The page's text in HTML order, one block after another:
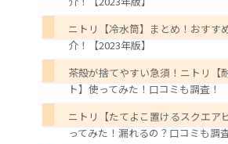
ニトリ【冷水筒】まとめ！おすす
介！【2023年版】
茶殻が捨てやすい急須！ニトリ【
ト】使ってみた！口コミも調査！
ニトリ【たてよこ置けるスクエア
ってみた！漏れるの？口コミも調